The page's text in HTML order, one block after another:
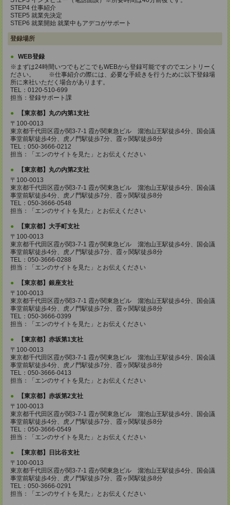
STEP4 仕事紹介
STEP5 就業先決定
STEP6 就業開始 就業中もアデコがサポート
登録場所
WEB登録
※まずは24時間いつでもどこでもWEBから登録可能ですのでエントリーく
ださい。 ※仕事紹介の際には、必要な手続きを行うために以下登録場
所に来社いただく場合があります。
TEL：0120-510-699
担当：登録サポート課
【東京都】丸の内第1支社
〒100-0013
東京都千代田区霞が関3-7-1 霞が関東急ビル 溜池山王駅徒歩4分、国会議
事堂前駅徒歩4分、虎ノ門駅徒歩7分、霞ヶ関駅徒歩8分
TEL：050-3666-0212
担当：「エンのサイトを見た」とお伝えください
【東京都】丸の内第2支社
〒100-0013
東京都千代田区霞が関3-7-1 霞が関東急ビル 溜池山王駅徒歩4分、国会議
事堂前駅徒歩4分、虎ノ門駅徒歩7分、霞ヶ関駅徒歩8分
TEL：050-3666-0548
担当：「エンのサイトを見た」とお伝えください
【東京都】大手町支社
〒100-0013
東京都千代田区霞が関3-7-1 霞が関東急ビル 溜池山王駅徒歩4分、国会議
事堂前駅徒歩4分、虎ノ門駅徒歩7分、霞ヶ関駅徒歩8分
TEL：050-3666-0288
担当：「エンのサイトを見た」とお伝えください
【東京都】銀座支社
〒100-0013
東京都千代田区霞が関3-7-1 霞が関東急ビル 溜池山王駅徒歩4分、国会議
事堂前駅徒歩4分、虎ノ門駅徒歩7分、霞ヶ関駅徒歩8分
TEL：050-3666-0399
担当：「エンのサイトを見た」とお伝えください
【東京都】赤坂第1支社
〒100-0013
東京都千代田区霞が関3-7-1 霞が関東急ビル 溜池山王駅徒歩4分、国会議
事堂前駅徒歩4分、虎ノ門駅徒歩7分、霞ヶ関駅徒歩8分
TEL：050-3666-0413
担当：「エンのサイトを見た」とお伝えください
【東京都】赤坂第2支社
〒100-0013
東京都千代田区霞が関3-7-1 霞が関東急ビル 溜池山王駅徒歩4分、国会議
事堂前駅徒歩4分、虎ノ門駅徒歩7分、霞ヶ関駅徒歩8分
TEL：050-3666-0549
担当：「エンのサイトを見た」とお伝えください
【東京都】日比谷支社
〒100-0013
東京都千代田区霞が関3-7-1 霞が関東急ビル 溜池山王駅徒歩4分、国会議
事堂前駅徒歩4分、虎ノ門駅徒歩7分、霞ヶ関駅徒歩8分
TEL：050-3666-0291
担当：「エンのサイトを見た」とお伝えください